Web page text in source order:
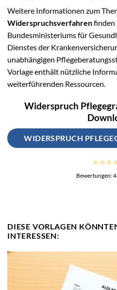
Weitere Informationen zum
Widerspruchsverfahrenfinden
Bundesministeriums für
Dienstes der
unabhängigen
Vorlage enthält nützliche
weiterführenden Ressourcen.
Widerspruch
WIDERSPRUCH
Bewertungen:
DIESE VORLAGEN
INTERESSEN: